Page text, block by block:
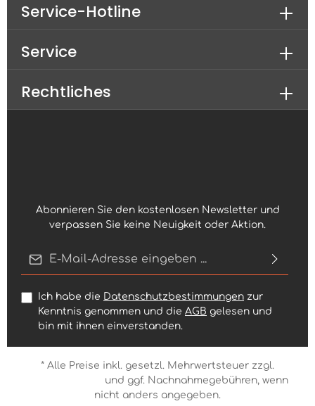
Abonnieren Sie den kostenlosen Newsletter und
verpassen Sie keine Neuigkeit oder Aktion.
Ich habe die Datenschutzbestimmungen zur
Kenntnis genommen und die AGB gelesen und
bin mit ihnen einverstanden.
Service-Hotline
Service
Rechtliches
* Alle Preise inkl. gesetzl. Mehrwertsteuer zzgl.
und ggf. Nachnahmegebühren, wenn
nicht anders angegeben.